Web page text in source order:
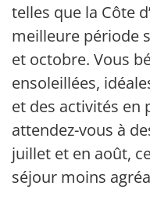
telles que la Côte
meilleure période
et octobre. Vous
ensoleillées,
et des activités en
attendez-vous à
juillet et en août,
séjour moins